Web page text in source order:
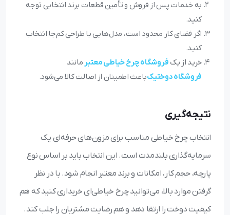
به خدمات پس از فروش و تأمین قطعات برند انتخابی توجه
کنید.
اگر فضای کار محدود است، مدل‌هایی با طراحی کم‌جا انتخاب
کنید.
خرید از یک فروشگاه چرخ خیاطی معتبر مانند
فروشگاه دوختیکباعث اطمینان از اصالت کالا می‌شود.
نتیجه‌گیری
انتخاب چرخ خیاطی مناسب برای مزون‌های حرفه‌ای یک
سرمایه‌گذاری بلندمدت است. این انتخاب باید بر اساس نوع
پارچه، حجم کار، امکانات و برند معتبر انجام شود. با در نظر
گرفتن موارد بالا، می‌توانید چرخ خیاطی‌ای خریداری کنید که هم
کیفیت دوخت را ارتقا دهد و هم رضایت مشتریان را جلب کند.